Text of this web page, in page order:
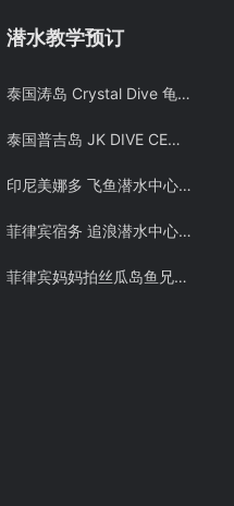
潜水教学预订
泰国涛岛 Crystal Dive 龟岛潜水 PADI OW/AOW 考证教学课程 潜水证
泰国普吉岛 JK DIVE CENTER 潜水课程OW+AOW中文考证PADI 免费接送 中文教练
印尼美娜多 飞鱼潜水中心潜水教学 布纳肯 PADI OW/AOW潜水考证课程 中文教练
菲律宾宿务 追浪潜水中心 PADI OW/AOW和 PADI FREE DIVING考证考牌教学课程潜水证
菲律宾妈妈拍丝瓜岛鱼兄弟 PADI OW潜水考证教学课程 Malapascua